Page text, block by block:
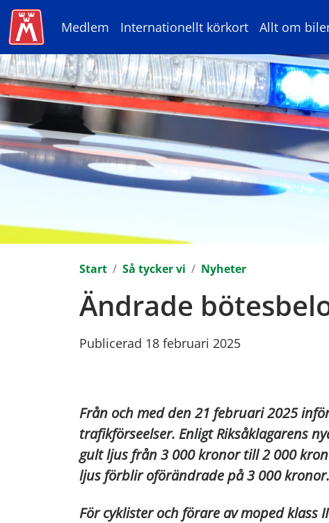
Medlem Internationellt körkort Allt om
Start Så tycker vi Nyheter
Ändrade
Publicerad 18 februari 2025
Från och med den 21 februari 2025
trafikförseelser. Enligt Riksåklagarens
gult ljus från 3 000 kronor till 2 000
ljus förblir oförändrade på 3 000 kronor.
För cyklister och förare av moped